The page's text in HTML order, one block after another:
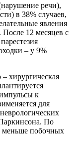
речи),
в 38% случаев,
явления
После 12 месяцев с
– у 9%
хирургическая
к
для
По
меньше побочных